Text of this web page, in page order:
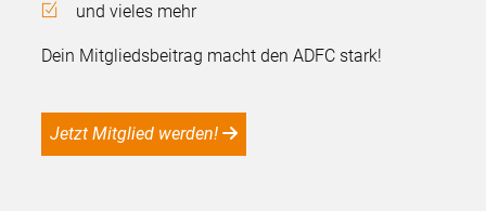
und vieles mehr
Dein Mitgliedsbeitrag macht den ADFC stark!
Jetzt Mitglied werden!